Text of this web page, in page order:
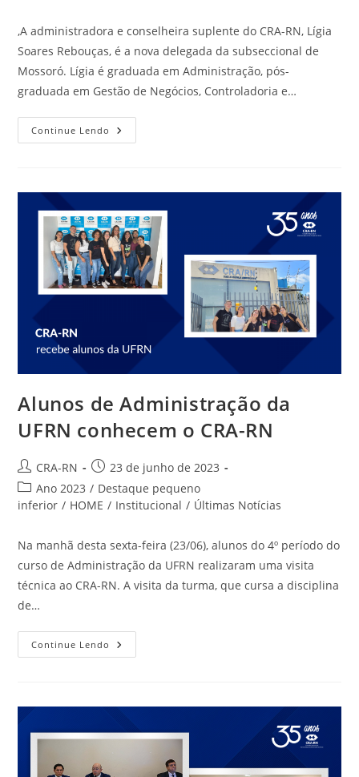
,A administradora e conselheira suplente do CRA-RN, Lígia
Soares Rebouças, é a nova delegada da subseccional de
Mossoró. Lígia é graduada em Administração, pós-
graduada em Gestão de Negócios, Controladoria e…
Continue Lendo Subseccional
Do
Tem
Nova
Delegada
Alunos de Administração da
UFRN conhecem o CRA-RN
Autor
do
post:
CRA-RN
Post
publicado:
23 de junho de 2023
Categoria
do
Ano 2023 / Destaque pequeno
inferior / HOME / Institucional / Últimas Notícias
Na manhã desta sexta-feira (23/06), alunos do 4º período do
curso de Administração da UFRN realizaram uma visita
técnica ao CRA-RN. A visita da turma, que cursa a disciplina
de…
Continue Lendo Alunos
De
O
CRA-
RN